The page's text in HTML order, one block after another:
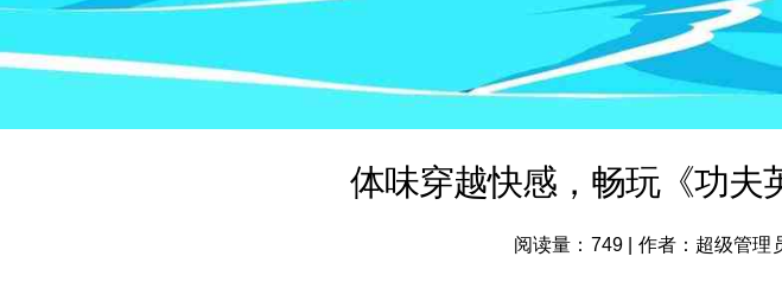
体味穿越快感，畅玩《功
阅读量：749 作者：超级管理